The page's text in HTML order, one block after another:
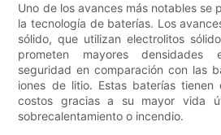
Uno de los avances más notables se
la tecnología de baterías. Los
sólido, que utilizan electrolitos
prometen mayores densidades
seguridad en comparación con las
iones de litio. Estas baterías
costos gracias a su mayor vida
sobrecalentamiento o incendio.